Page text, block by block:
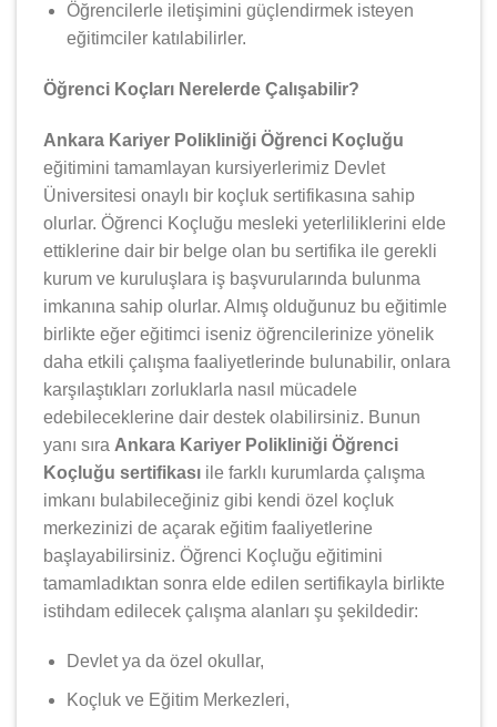
Öğrencilerle iletişimini güçlendirmek isteyen
eğitimciler katılabilirler.
Öğrenci Koçları Nerelerde Çalışabilir?
Ankara Kariyer Polikliniği Öğrenci Koçluğu
eğitimini tamamlayan kursiyerlerimiz Devlet
Üniversitesi onaylı bir koçluk sertifikasına sahip
olurlar. Öğrenci Koçluğu mesleki yeterliliklerini elde
ettiklerine dair bir belge olan bu sertifika ile gerekli
kurum ve kuruluşlara iş başvurularında bulunma
imkanına sahip olurlar. Almış olduğunuz bu eğitimle
birlikte eğer eğitimci iseniz öğrencilerinize yönelik
daha etkili çalışma faaliyetlerinde bulunabilir, onlara
karşılaştıkları zorluklarla nasıl mücadele
edebileceklerine dair destek olabilirsiniz. Bunun
yanı sıra Ankara Kariyer Polikliniği Öğrenci
Koçluğu sertifikası ile farklı kurumlarda çalışma
imkanı bulabileceğiniz gibi kendi özel koçluk
merkezinizi de açarak eğitim faaliyetlerine
başlayabilirsiniz. Öğrenci Koçluğu eğitimini
tamamladıktan sonra elde edilen sertifikayla birlikte
istihdam edilecek çalışma alanları şu şekildedir:
Devlet ya da özel okullar,
Koçluk ve Eğitim Merkezleri,